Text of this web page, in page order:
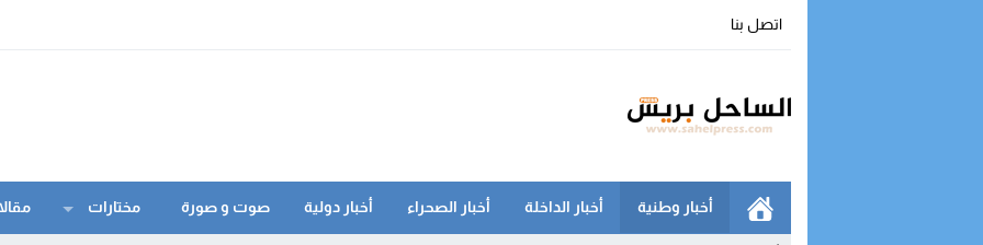
اتصل بنا
أخبار وطنية أخبار الداخلة أخبار الصحراء أخبار دولية صوت و صورة مختارات